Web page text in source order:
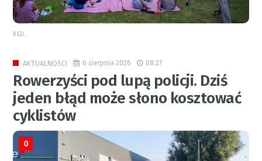
RED.
AKTUALNOŚCI 6 sierpnia 2026 08:27
Rowerzyści pod lupą policji. Dziś
jeden błąd może słono kosztować
cyklistów
0